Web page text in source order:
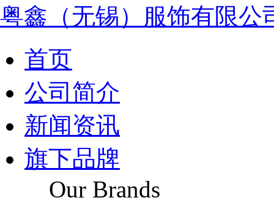
粤鑫（无锡）服饰有限公
首页
公司简介
新闻资讯
旗下品牌
Our Brands